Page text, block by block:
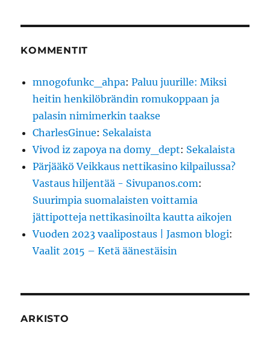
KOMMENTIT
mnogofunkc_ahpa:Paluu juurille: Miksi
heitin henkilöbrändin romukoppaan ja
palasin nimimerkin taakse
CharlesGinue: Sekalaista
Vivod iz zapoya na domy_dept: Sekalaista
Pärjääkö Veikkaus nettikasino kilpailussa?
Vastaus hiljentää - Sivupanos.com:
Suurimpia suomalaisten voittamia
jättipotteja nettikasinoilta kautta aikojen
Vuoden 2023 vaalipostaus | Jasmon blogi:
Vaalit 2015 – Ketä äänestäisin
ARKISTO